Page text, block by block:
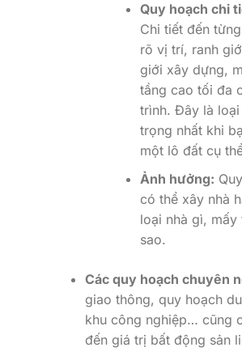
Quy hoạch chi
Chi tiết đến
rõ vị trí, ranh
giới xây dựng,
tầng cao tối đa
trình. Đây là
trọng nhất khi
một lô đất cụ
Ảnh hưởng:
có thể xây nhà
loại nhà gì,
sao.
Các quy hoạch chuyên
giao thông, quy hoạch
khu công nghiệp… cũng
đến giá trị bất động sản